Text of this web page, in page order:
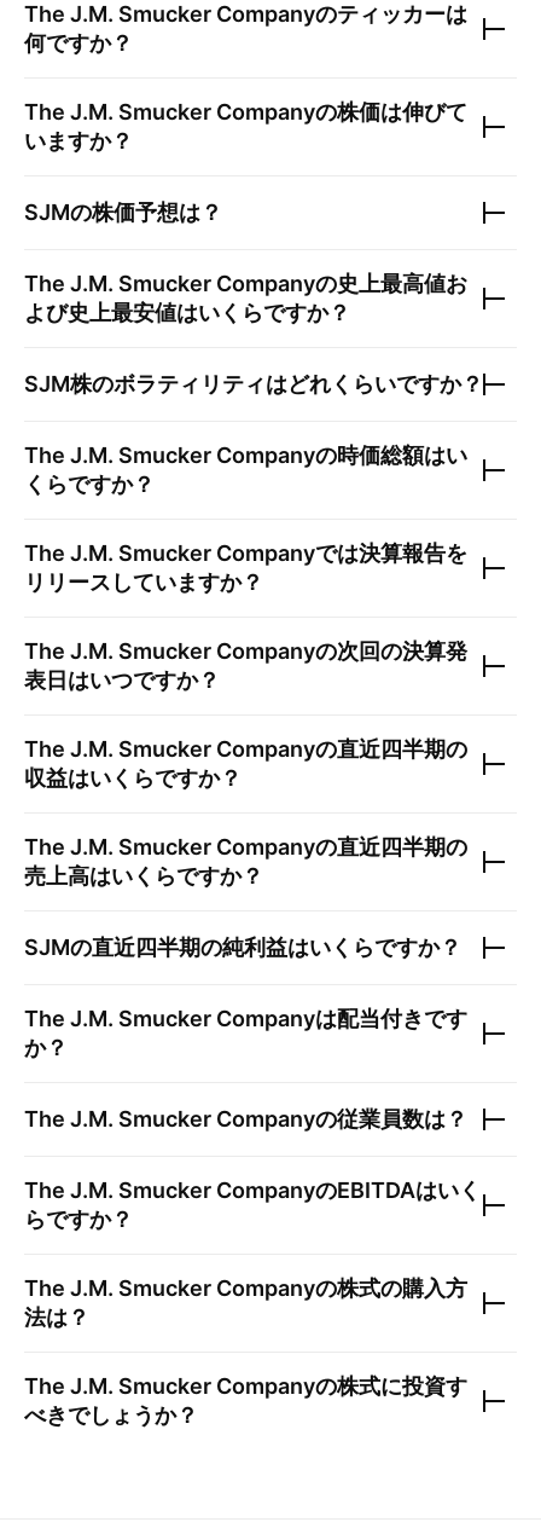
The J.M. Smucker Companyのティッカーは
何ですか？
The J.M. Smucker Companyの株価は伸びて
いますか？
SJMの株価予想は？
The J.M. Smucker Companyの史上最高値お
よび史上最安値はいくらですか？
SJM株のボラティリティはどれくらいですか？
The J.M. Smucker Companyの時価総額はい
くらですか？
The J.M. Smucker Companyでは決算報告を
リリースしていますか？
The J.M. Smucker Companyの次回の決算発
表日はいつですか？
The J.M. Smucker Companyの直近四半期の
収益はいくらですか？
The J.M. Smucker Companyの直近四半期の
売上高はいくらですか？
SJMの直近四半期の純利益はいくらですか？
The J.M. Smucker Companyは配当付きです
か？
The J.M. Smucker Companyの従業員数は？
The J.M. Smucker CompanyのEBITDAはいく
らですか？
The J.M. Smucker Companyの株式の購入方
法は？
The J.M. Smucker Companyの株式に投資す
べきでしょうか？